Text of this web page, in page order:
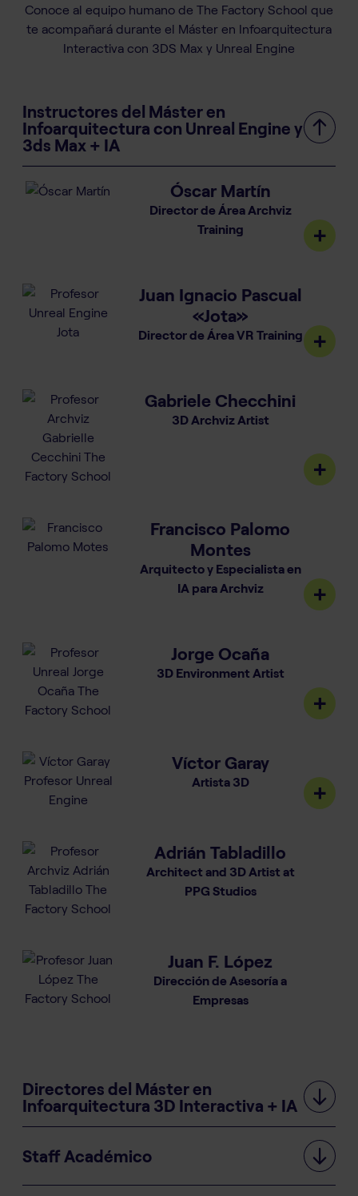
Conoce al equipo humano de The Factory School que
te acompañará durante el Máster en Infoarquitectura
Interactiva con 3DS Max y Unreal Engine
Instructores del Máster en
Infoarquitectura con Unreal Engine y
3ds Max + IA
Óscar Martín
Director de Área Archviz
Training
Juan Ignacio Pascual
«Jota»
Director de Área VR Training
Gabriele Checchini
3D Archviz Artist
Francisco Palomo
Montes
Arquitecto y Especialista en
IA para Archviz
Jorge Ocaña
3D Environment Artist
Víctor Garay
Artista 3D
Adrián Tabladillo
Architect and 3D Artist at
PPG Studios
Juan F. López
Dirección de Asesoría a
Empresas
Directores del Máster en
Infoarquitectura 3D Interactiva + IA
Staff Académico